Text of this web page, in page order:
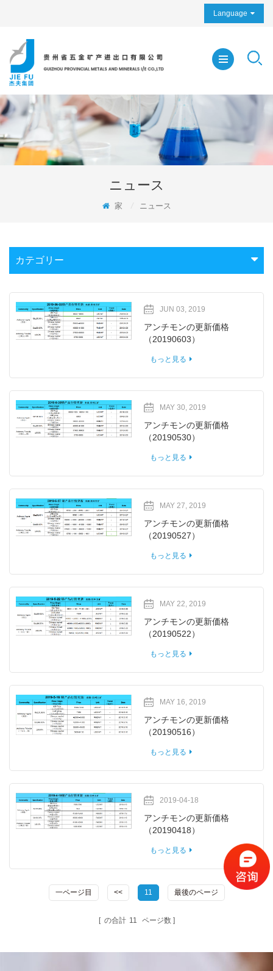
Language
ニュース
家 ニュース
カテゴリー
JUN 03, 2019
アンチモンの更新価格
（20190603）
もっと見る
MAY 30, 2019
アンチモンの更新価格
（20190530）
もっと見る
MAY 27, 2019
アンチモンの更新価格
（20190527）
もっと見る
MAY 22, 2019
アンチモンの更新価格
（20190522）
もっと見る
MAY 16, 2019
アンチモンの更新価格
（20190516）
もっと見る
2019-04-18
アンチモンの更新価格
（20190418）
もっと見る
一ページ目 << 11 最後のページ
の合計 11 ページ数